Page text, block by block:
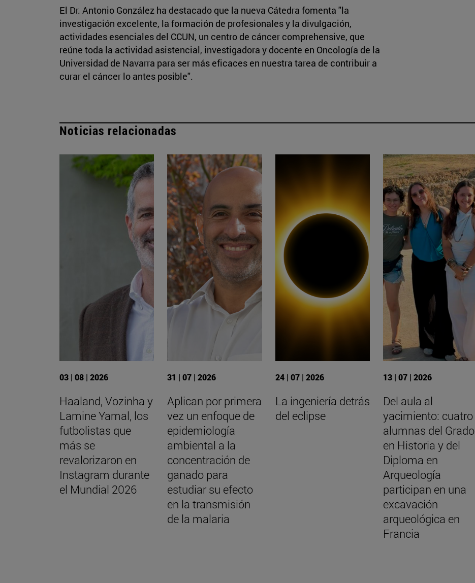
El Dr. Antonio González ha destacado que la nueva Cátedra fomenta "la
investigación excelente, la formación de profesionales y la divulgación,
actividades esenciales del CCUN, un centro de cáncer comprehensive, que
reúne toda la actividad asistencial, investigadora y docente en Oncología de la
Universidad de Navarra para ser más eficaces en nuestra tarea de contribuir a
curar el cáncer lo antes posible".
Noticias relacionadas
03 | 08 | 2026
Haaland, Vozinha y
Lamine Yamal, los
futbolistas que
más se
revalorizaron en
Instagram durante
el Mundial 2026
31 | 07 | 2026
Aplican por primera
vez un enfoque de
epidemiología
ambiental a la
concentración de
ganado para
estudiar su efecto
en la transmisión
de la malaria
24 | 07 | 2026
La ingeniería detrás
del eclipse
13 | 07 | 2026
Del aula al
yacimiento: cuatro
alumnas del Grado
en Historia y del
Diploma en
Arqueología
participan en una
excavación
arqueológica en
Francia